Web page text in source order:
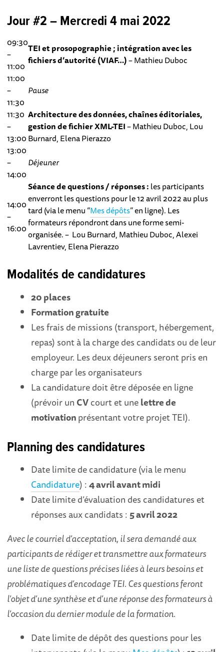
Jour #2 – Mercredi 4 mai 2022
09:30
–
11:00
TEI et prosopographie ; intégration avec les
fichiers d’autorité (VIAF…)– Mathieu Duboc
11:00
–
11:30
Pause
11:30
–
13:00
Architecture des données, chaînes éditoriales,
gestion de fichier XML-TEI– Mathieu Duboc, Lou
Burnard, Elena Pierazzo
13:00
–
14:00
Déjeuner
14:00
–
16:00
Séance de questions / réponses :les participants
enverront les questions pour le 12 avril 2022 au plus
tard (via le menu “Mes dépôts” en ligne). Les
formateurs répondront dans une forme semi-
organisée. – Lou Burnard, Mathieu Duboc, Alexei
Lavrentiev, Elena Pierazzo
Modalités de candidatures
20 places
Formation gratuite
Les frais de missions (transport, hébergement,
repas) sont à la charge des candidats ou de leur
employeur. Les deux déjeuners seront pris en
charge par les organisateurs
La candidature doit être déposée en ligne
(prévoir un CVcourt et unelettre de
motivationprésentant votre projet TEI).
Planning des candidatures
Date limite de candidature (via le menu
Candidature) :4 avrilavant midi
Date limite d’évaluation des candidatures et
réponses aux candidats :5 avril 2022
Avec le courriel d’acceptation, il sera demandé aux
participants de rédiger et transmettre aux formateurs
une liste de questions précises liées à leurs besoins et
problématiques d’encodage TEI. Ces questions feront
l’objet d’une synthèse et d’une réponse des formateurs à
l’occasion du dernier module de la formation.
Date limite de dépôt des questions pour les